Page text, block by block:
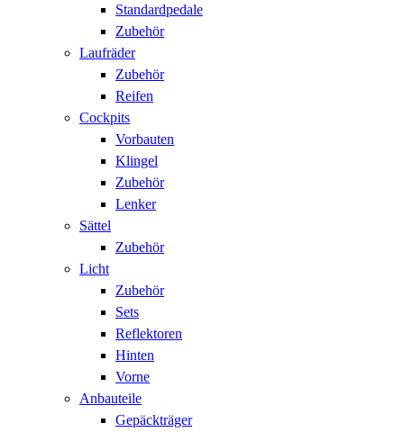
Standardpedale
Zubehör
Laufräder
Zubehör
Reifen
Cockpits
Vorbauten
Klingel
Zubehör
Lenker
Sättel
Zubehör
Licht
Zubehör
Sets
Reflektoren
Hinten
Vorne
Anbauteile
Gepäckträger